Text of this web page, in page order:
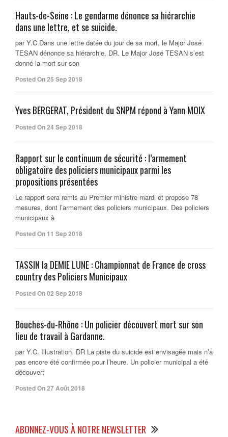
Hauts-de-Seine : Le gendarme dénonce sa hiérarchie
dans une lettre, et se suicide.
par Y.C Dans une lettre datée du jour de sa mort, le Major José
TESAN dénonce sa hiérarchie. DR. Le Major José TESAN s’est
donné la mort sur son
Posted On 25 Sep 2018
Yves BERGERAT, Président du SNPM répond à Yann MOIX
Posted On 24 Sep 2018
Rapport sur le continuum de sécurité : l’armement
obligatoire des policiers municipaux parmi les
propositions présentées
Le rapport sera remis au Premier ministre mardi et propose 78
mesures, dont l’armement des policiers municipaux. Des policiers
municipaux à
Posted On 11 Sep 2018
TASSIN la DEMIE LUNE : Championnat de France de cross
country des Policiers Municipaux
Posted On 02 Sep 2018
Bouches-du-Rhône : Un policier découvert mort sur son
lieu de travail à Gardanne.
par Y.C. Illustration. DR La piste du suicide est envisagée mais n’a
pas encore été confirmée pour l’heure. Un policier municipal a été
découvert
Posted On 27 Août 2018
ABONNEZ-VOUS À NOTRE NEWSLETTER